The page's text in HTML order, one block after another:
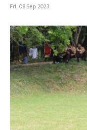
Fri, 08 Sep 2023